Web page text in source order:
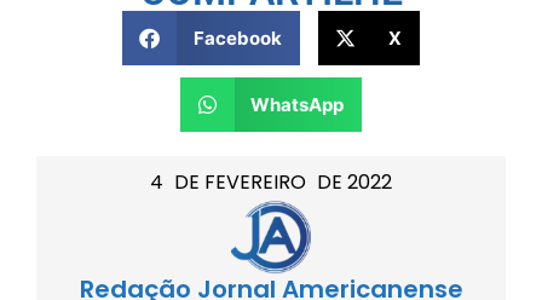
4 DE FEVEREIRO DE 2022
Redação Jornal Americanense
Facebook X
WhatsApp